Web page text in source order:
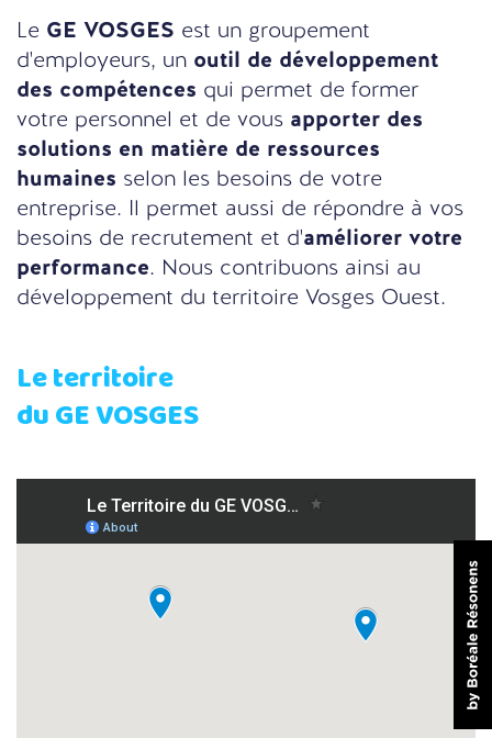
Le GE VOSGES est un groupement
d'employeurs, un outil de développement
des compétences qui permet de former
votre personnel et de vous apporter des
solutions en matière de ressources
humaines selon les besoins de votre
entreprise. Il permet aussi de répondre à vos
besoins de recrutement et d'améliorer votre
performance. Nous contribuons ainsi au
développement du territoire Vosges Ouest.
Le territoire
du GE VOSGES